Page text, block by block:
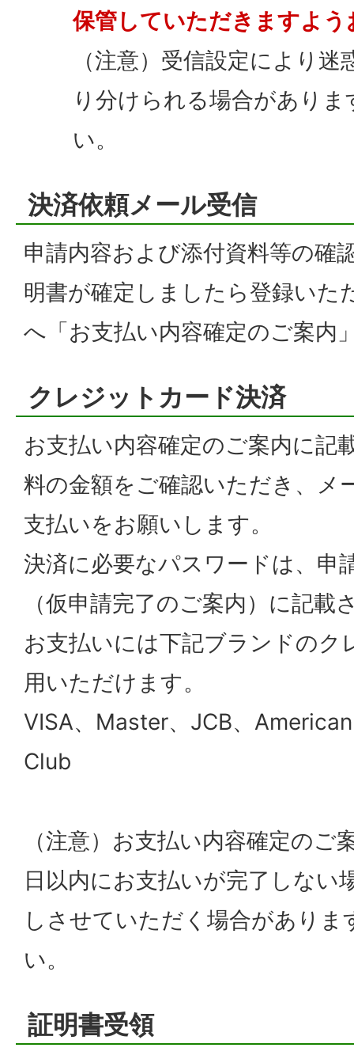
保管していただきますよ
（注意）受信設定により
り分けられる場合があり
い。
決済依頼メール受信
申請内容および添付資料等の確
明書が確定しましたら登録いた
へ「お支払い内容確定のご案内
クレジットカード決済
お支払い内容確定のご案内に記
料の金額をご確認いただき、メ
支払いをお願いします。
決済に必要なパスワードは、申
（仮申請完了のご案内）に記載
お支払いには下記ブランドのク
用いただけます。
VISA、Master、JCB、
Club
（注意）お支払い内容確定のご
日以内にお支払いが完了しない
しさせていただく場合があり
い。
証明書受領